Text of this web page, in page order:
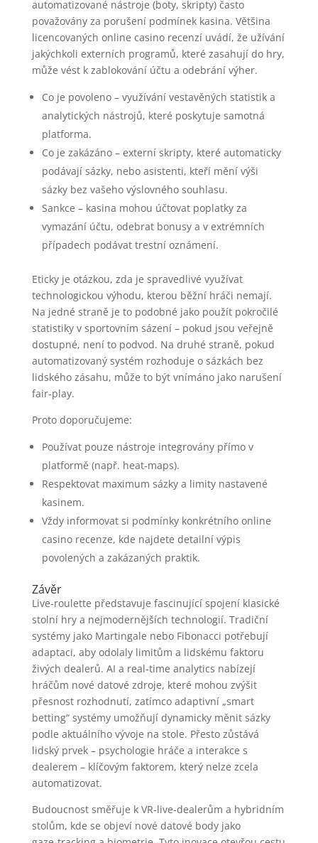
automatizované nástroje (boty, skripty) často
považovány za porušení podmínek kasina. Většina
licencovaných online casino recenzí uvádí, že užívání
jakýchkoli externích programů, které zasahují do hry,
může vést k zablokování účtu a odebrání výher.
Co je povoleno – využívání vestavěných statistik a
analytických nástrojů, které poskytuje samotná
platforma.
Co je zakázáno – externí skripty, které automaticky
podávají sázky, nebo asistenti, kteří mění výši
sázky bez vašeho výslovného souhlasu.
Sankce – kasina mohou účtovat poplatky za
vymazání účtu, odebrat bonusy a v extrémních
případech podávat trestní oznámení.
Eticky je otázkou, zda je spravedlivé využívat
technologickou výhodu, kterou běžní hráči nemají.
Na jedné straně je to podobné jako použít pokročilé
statistiky v sportovním sázení – pokud jsou veřejně
dostupné, není to podvod. Na druhé straně, pokud
automatizovaný systém rozhoduje o sázkách bez
lidského zásahu, může to být vnímáno jako narušení
fair‑play.
Proto doporučujeme:
Používat pouze nástroje integrovány přímo v
platformě (např. heat‑maps).
Respektovat maximum sázky a limity nastavené
kasinem.
Vždy informovat si podmínky konkrétního online
casino recenze, kde najdete detailní výpis
povolených a zakázaných praktik.
Závěr
Live‑roulette představuje fascinující spojení klasické
stolní hry a nejmodernějších technologií. Tradiční
systémy jako Martingale nebo Fibonacci potřebují
adaptaci, aby odolaly limitům a lidskému faktoru
živých dealerů. AI a real‑time analytics nabízejí
hráčům nové datové zdroje, které mohou zvýšit
přesnost rozhodnutí, zatímco adaptivní „smart
betting“ systémy umožňují dynamicky měnit sázky
podle aktuálního vývoje na stole. Přesto zůstává
lidský prvek – psychologie hráče a interakce s
dealerem – klíčovým faktorem, který nelze zcela
automatizovat.
Budoucnost směřuje k VR‑live‑dealerům a hybridním
stolům, kde se objeví nové datové body jako